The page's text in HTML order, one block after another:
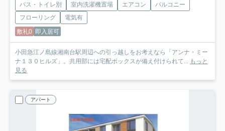
バス・トイレ別 室内洗濯機置場 エアコン
バルコニー
フローリング
電気有
敷礼0 即入居可
小田急江ノ島線湘南台駅周辺への引っ越しをお考えなら「アンナ・ミー
ナ１３０ヒルズ」。共用部には宅配ボックスが備え付けられて...
もっと
見る
アパート